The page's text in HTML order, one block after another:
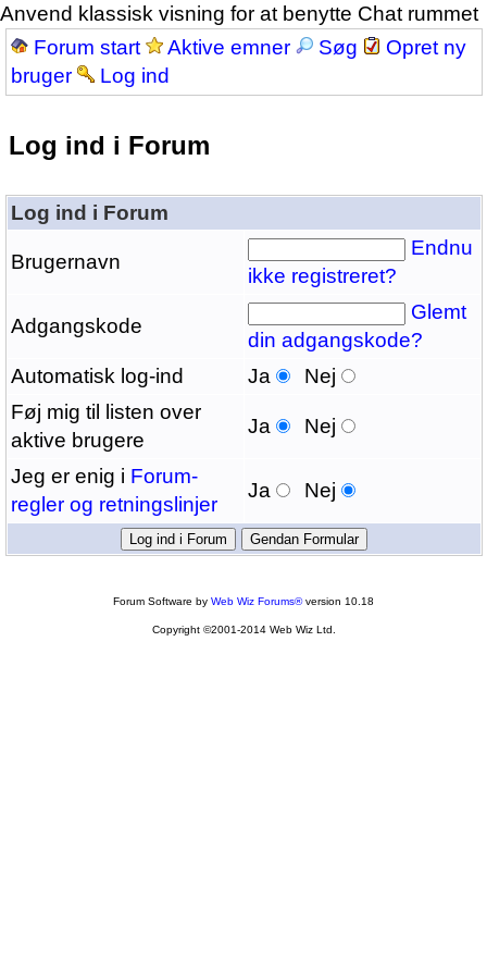
Anvend klassisk visning for at benytte Chat rummet
Forum start
Aktive emner Søg
Opret ny
bruger
Log ind
Log ind i Forum
Log ind i Forum
Brugernavn
Endnu
ikke registreret?
Adgangskode
Glemt
din adgangskode?
Automatisk log-ind
Ja
Nej
Føj mig til listen over
aktive brugere
Ja Nej
Jeg er enig i Forum-
regler og retningslinjer
Ja Nej
Forum Software by Web Wiz Forums®version 10.18
Copyright ©2001-2014 Web Wiz Ltd.